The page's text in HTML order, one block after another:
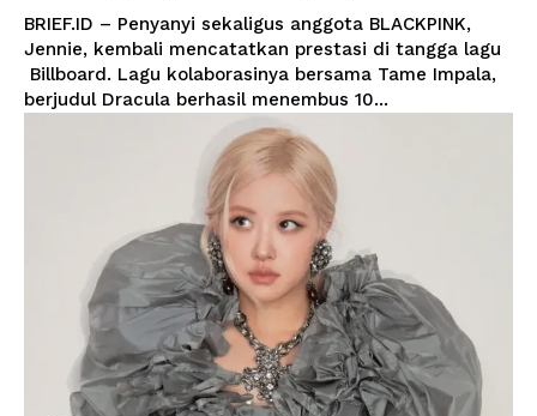
BRIEF.ID – Penyanyi sekaligus anggota BLACKPINK,
Jennie, kembali mencatatkan prestasi di tangga lagu
Billboard. Lagu kolaborasinya bersama Tame Impala,
berjudul Dracula berhasil menembus 10...